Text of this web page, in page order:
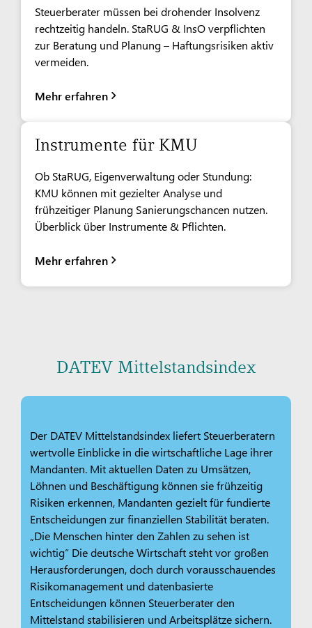
Steuerberater müssen bei drohender Insolvenz
rechtzeitig handeln. StaRUG & InsO verpflichten
zur Beratung und Planung – Haftungsrisiken aktiv
vermeiden.
Mehr erfahren
Instrumente für KMU
Ob StaRUG, Eigenverwaltung oder Stundung:
KMU können mit gezielter Analyse und
frühzeitiger Planung Sanierungschancen nutzen.
Überblick über Instrumente & Pflichten.
Mehr erfahren
DATEV Mittelstandsindex
Der DATEV Mittelstandsindex liefert Steuerberatern
wertvolle Einblicke in die wirtschaftliche Lage ihrer
Mandanten. Mit aktuellen Daten zu Umsätzen,
Löhnen und Beschäftigung können sie frühzeitig
Risiken erkennen, Mandanten gezielt für fundierte
Entscheidungen zur finanziellen Stabilität beraten.
„Die Menschen hinter den Zahlen zu sehen ist
wichtig“ Die deutsche Wirtschaft steht vor großen
Herausforderungen, doch durch vorausschauendes
Risikomanagement und datenbasierte
Entscheidungen können Steuerberater den
Mittelstand stabilisieren und Arbeitsplätze sichern.